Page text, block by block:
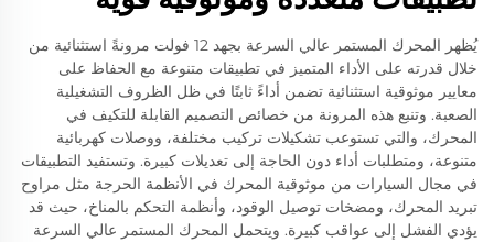
يُظهر المحرك المستمر عالي السرعة بجهد 12 فولت مرونةً استثنائية من
خلال قدرته على الأداء المتميز في تطبيقات متنوعة مع الحفاظ على
معايير موثوقية استثنائية تضمن أداءً ثابتًا في ظل الظروف التشغيلية
الصعبة. وتنبع هذه المرونة من خصائص التصميم القابلة للتكيف في
المحرك، والتي تستوعب تشكيلات تركيب مختلفة، ووصلات كهربائية
متنوعة، ومتطلبات أداء دون الحاجة إلى تعديلات كبيرة. وتستفيد التطبيقات
في مجال السيارات من موثوقية المحرك في الأنظمة الحرجة مثل مراوح
تبريد المحرك، ومضخات توصيل الوقود، وأنظمة التحكم بالمناخ، حيث قد
يؤدي الفشل إلى عواقب كبيرة. ويتحمل المحرك المستمر عالي السرعة